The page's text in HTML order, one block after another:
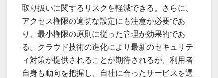
取り扱いに関するリスクを軽減できる。さらに、
アクセス権限の適切な設定にも注意が必要であ
り、最小権限の原則に従った管理が効果的であ
る。クラウド技術の進化により最新のセキュリテ
ィ対策が提供されることが期待されるが、利用者
自身も動向を把握し、自社に合ったサービスを選